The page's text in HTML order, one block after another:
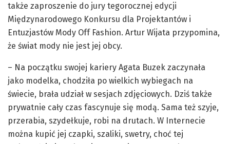
także zaproszenie do jury tegorocznej edycji
Międzynarodowego Konkursu dla Projektantów i
Entuzjastów Mody Off Fashion. Artur Wijata przypomina,
że świat mody nie jest jej obcy.
– Na początku swojej kariery Agata Buzek zaczynała
jako modelka, chodziła po wielkich wybiegach na
świecie, brała udział w sesjach zdjęciowych. Dziś także
prywatnie cały czas fascynuje się modą. Sama też szyje,
przerabia, szydełkuje, robi na drutach. W Internecie
można kupić jej czapki, szaliki, swetry, choć tej